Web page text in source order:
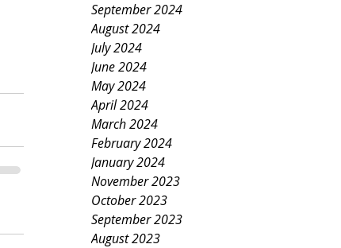
September 2024
August 2024
July 2024
June 2024
May 2024
April 2024
March 2024
February 2024
January 2024
November 2023
October 2023
September 2023
August 2023